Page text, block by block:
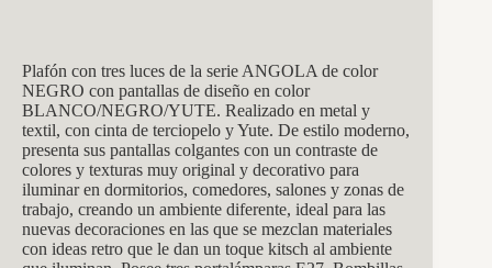
Plafón con tres luces de la serie ANGOLA de color
NEGRO con pantallas de diseño en color
BLANCO/NEGRO/YUTE. Realizado en metal y
textil, con cinta de terciopelo y Yute. De estilo moderno,
presenta sus pantallas colgantes con un contraste de
colores y texturas muy original y decorativo para
iluminar en dormitorios, comedores, salones y zonas de
trabajo, creando un ambiente diferente, ideal para las
nuevas decoraciones en las que se mezclan materiales
con ideas retro que le dan un toque kitsch al ambiente